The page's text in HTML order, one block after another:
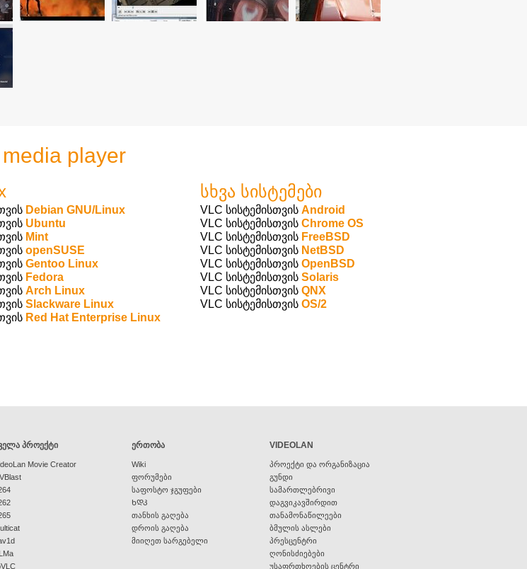
player
Debian GNU/Linux
Ubuntu
Mint
openSUSE
Gentoo Linux
Fedora
Arch Linux
Slackware Linux
Red Hat Enterprise Linux
სხვა სისტემები
VLC სისტემისთვის Android
VLC სისტემისთვის Chrome OS
VLC სისტემისთვის FreeBSD
VLC სისტემისთვის NetBSD
VLC სისტემისთვის OpenBSD
VLC სისტემისთვის Solaris
VLC სისტემისთვის QNX
VLC სისტემისთვის OS/2
ᲞᲠᲝᲔᲥᲢᲘ
Movie Creator
ᲔᲠᲗᲝᲑᲐ
Wiki
ფორუმები
საფოსტო ჯგუფები
ᲮᲓᲙ
თანხის გაღება
დროის გაღება
მიიღეთ სარგებელი
VIDEOLAN
პროექტი და ორგანიზაცია
გუნდი
სამართლებრივი
დაგვიკავშირდით
თანამონაწილეები
ბმულის ასლები
პრესცენტრი
ღონისძიებები
უსაფრთხოების ცენტრი